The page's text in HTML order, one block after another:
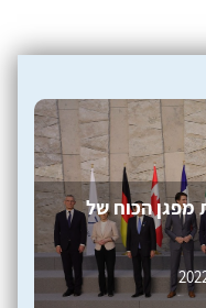
מפגן הכוח של